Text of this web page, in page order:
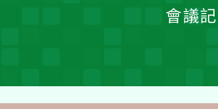
會議